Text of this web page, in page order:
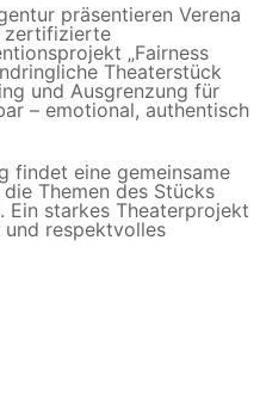
präsentieren Verena
zertifizierte
„Fairness
Theaterstück
und Ausgrenzung für
– emotional, authentisch
findet eine gemeinsame
Themen des Stücks
starkes Theaterprojekt
respektvolles